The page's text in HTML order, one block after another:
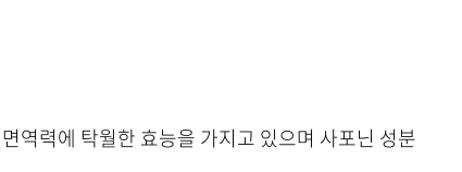
역력에 탁월한 효능을 가지고 있으며 사포닌 성분